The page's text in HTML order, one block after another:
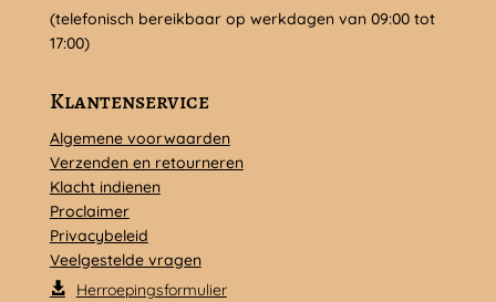
(telefonisch bereikbaar op werkdagen van 09:00 tot
17:00)
Klantenservice
Algemene voorwaarden
Verzenden en retourneren
Klacht indienen
Proclaimer
Privacybeleid
Veelgestelde vragen
Herroepingsformulier